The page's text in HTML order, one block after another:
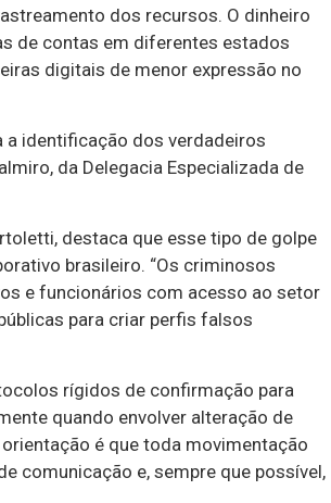
dos recursos. O dinheiro
de contas em diferentes estados
digitais de menor expressão no
a identificação dos verdadeiros
da Delegacia Especializada de
destaca que esse tipo de golpe
brasileiro. “Os criminosos
e funcionários com acesso ao setor
para criar perfis falsos
rígidos de confirmação para
quando envolver alteração de
é que toda movimentação
comunicação e, sempre que possível,